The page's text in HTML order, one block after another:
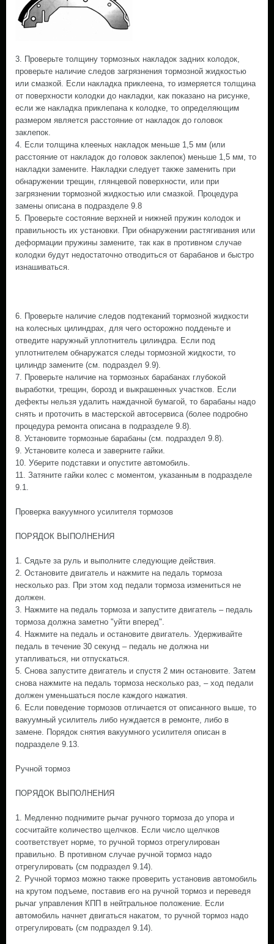
3. Проверьте толщину тормозных накладок задних колодок,
проверьте наличие следов загрязнения тормозной жидкостью
или смазкой. Если накладка приклеена, то измеряется толщина
от поверхности колодки до накладки, как показано на рисунке,
если же накладка приклепана к колодке, то определяющим
размером является расстояние от накладок до головок
заклепок.
4. Если толщина клееных накладок меньше 1,5 мм (или
расстояние от накладок до головок заклепок) меньше 1,5 мм, то
накладки замените. Накладки следует также заменить при
обнаружении трещин, глянцевой поверхности, или при
загрязнении тормозной жидкостью или смазкой. Процедура
замены описана в подразделе 9.8
5. Проверьте состояние верхней и нижней пружин колодок и
правильность их установки. При обнаружении растягивания или
деформации пружины замените, так как в противном случае
колодки будут недостаточно отводиться от барабанов и быстро
изнашиваться.
6. Проверьте наличие следов подтеканий тормозной жидкости
на колесных цилиндрах, для чего осторожно подденьте и
отведите наружный уплотнитель цилиндра. Если под
уплотнителем обнаружатся следы тормозной жидкости, то
цилиндр замените (см. подраздел 9.9).
7. Проверьте наличие на тормозных барабанах глубокой
выработки, трещин, борозд и выкрашенных участков. Если
дефекты нельзя удалить наждачной бумагой, то барабаны надо
снять и проточить в мастерской автосервиса (более подробно
процедура ремонта описана в подразделе 9.8).
8. Установите тормозные барабаны (см. подраздел 9.8).
9. Установите колеса и заверните гайки.
10. Уберите подставки и опустите автомобиль.
11. Затяните гайки колес с моментом, указанным в подразделе
9.1.
Проверка вакуумного усилителя тормозов
ПОРЯДОК ВЫПОЛНЕНИЯ
1. Сядьте за руль и выполните следующие действия.
2. Остановите двигатель и нажмите на педаль тормоза
несколько раз. При этом ход педали тормоза измениться не
должен.
3. Нажмите на педаль тормоза и запустите двигатель – педаль
тормоза должна заметно "уйти вперед".
4. Нажмите на педаль и остановите двигатель. Удерживайте
педаль в течение 30 секунд – педаль не должна ни
утапливаться, ни отпускаться.
5. Снова запустите двигатель и спустя 2 мин остановите. Затем
снова нажмите на педаль тормоза несколько раз, – ход педали
должен уменьшаться после каждого нажатия.
6. Если поведение тормозов отличается от описанного выше, то
вакуумный усилитель либо нуждается в ремонте, либо в
замене. Порядок снятия вакуумного усилителя описан в
подразделе 9.13.
Ручной тормоз
ПОРЯДОК ВЫПОЛНЕНИЯ
1. Медленно поднимите рычаг ручного тормоза до упора и
сосчитайте количество щелчков. Если число щелчков
соответствует норме, то ручной тормоз отрегулирован
правильно. В противном случае ручной тормоз надо
отрегулировать (см подраздел 9.14).
2. Ручной тормоз можно также проверить установив автомобиль
на крутом подъеме, поставив его на ручной тормоз и переведя
рычаг управления КПП в нейтральное положение. Если
автомобиль начнет двигаться накатом, то ручной тормоз надо
отрегулировать (см подраздел 9.14).